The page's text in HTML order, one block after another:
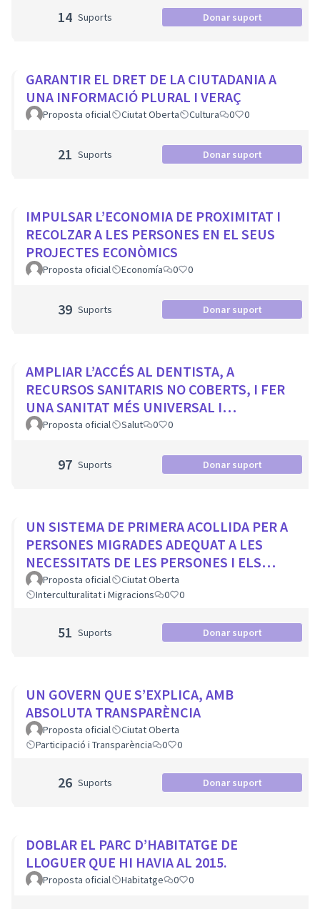
14 Suports Donar suport
GARANTIR EL DRET DE LA CIUTADANIA A
UNA INFORMACIÓ PLURAL I VERAÇ
Proposta oficial Ciutat Oberta Cultura 0 0
21 Suports Donar suport
IMPULSAR L’ECONOMIA DE PROXIMITAT I
RECOLZAR A LES PERSONES EN EL SEUS
PROJECTES ECONÒMICS
Proposta oficial Economía 0 0
39 Suports Donar suport
AMPLIAR L’ACCÉS AL DENTISTA, A
RECURSOS SANITARIS NO COBERTS, I FER
UNA SANITAT MÉS UNIVERSAL I
EQUITATIVA
Proposta oficial Salut 0 0
97 Suports Donar suport
UN SISTEMA DE PRIMERA ACOLLIDA PER A
PERSONES MIGRADES ADEQUAT A LES
NECESSITATS DE LES PERSONES I ELS
MUNICIPIS
Proposta oficial
Ciutat Oberta
Interculturalitat i Migracions
0 0
51 Suports Donar suport
UN GOVERN QUE S’EXPLICA, AMB
ABSOLUTA TRANSPARÈNCIA
Proposta oficial
Ciutat Oberta
Participació i Transparència
0 0
26 Suports Donar suport
DOBLAR EL PARC D’HABITATGE DE
LLOGUER QUE HI HAVIA AL 2015.
Proposta oficial Habitatge 0 0